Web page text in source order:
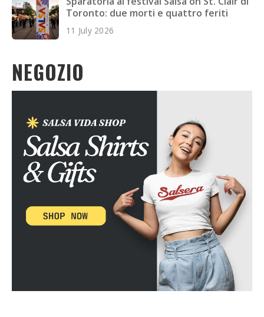
Toronto: due morti e quattro feriti
11 July 2026
NEGOZIO